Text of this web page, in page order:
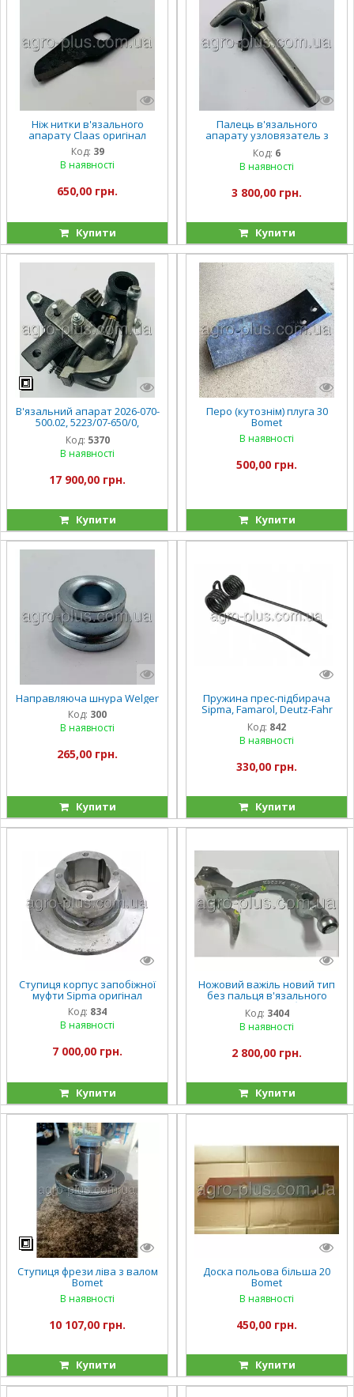
Ніж нитки в'язального
апарату Claas оригінал
Код: 39
В наявності
650,00 грн.
Купити
Палець в'язального
апарату узловязатель з
захистом язичка Claas
000045-G
Код: 6
В наявності
3 800,00 грн.
Купити
В'язальний апарат 2026-070-
500.02, 5223/07-650/0,
522307650 Sipma - аналог
Код: 5370
В наявності
17 900,00 грн.
Купити
Перо (кутознім) плуга 30
Bomet
В наявності
500,00 грн.
Купити
Направляюча шнура Welger
Код: 300
В наявності
265,00 грн.
Купити
Пружина прес-підбирача
Sipma, Famarol, Deutz-Fahr
Код: 842
В наявності
330,00 грн.
Купити
Ступиця корпус запобіжної
муфти Sipma оригінал
Код: 834
В наявності
7 000,00 грн.
Купити
Ножовий важіль новий тип
без пальця в'язального
апарату прес-підбирача
John Deere
Код: 3404
В наявності
2 800,00 грн.
Купити
Ступиця фрези ліва з валом
Bomet
В наявності
10 107,00 грн.
Купити
Доска польова більша 20
Bomet
В наявності
450,00 грн.
Купити